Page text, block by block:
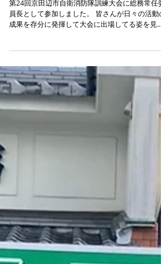
2025年10月3日
第24回京田辺市自衛消防隊訓練
員長として参加しました。 皆さんが日々の活動の
成果を存分に発揮して大会に出場してる姿を見
て、企業と連携した地域防災の重要性を改めて考
えさせられました。 雨予報でしたが、雨が降ら
ず、私が帰るときに降り出すという私の晴れ男も